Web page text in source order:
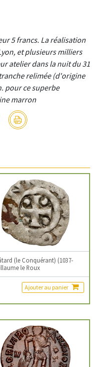
5 francs. La réalisation
et plusieurs milliers
atelier dans la nuit du 31
relimée (d'origine
pour ce superbe
marron
(le Conquérant) (1037-
le Roux
Ajouter au panier